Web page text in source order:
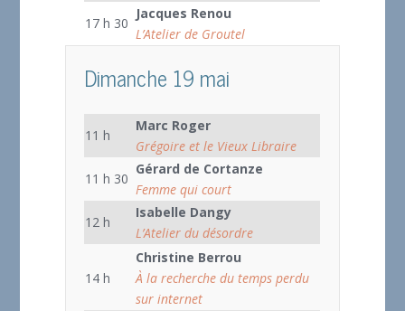
17 h 30
Jacques Renou
L’Atelier de Groutel
Dimanche 19 mai
11 h
Marc Roger
Grégoire et le Vieux Libraire
11 h 30
Gérard de Cortanze
Femme qui court
12 h
Isabelle Dangy
L’Atelier du désordre
14 h
Christine Berrou
À la recherche du temps perdu
sur internet